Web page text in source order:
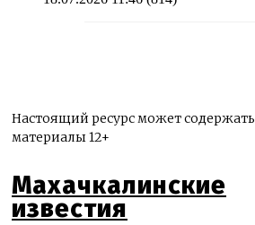
Настоящий ресурс может содержать
материалы 12+
Махачкалинские
известия